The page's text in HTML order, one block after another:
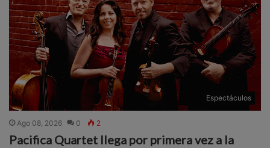
Espectáculos
Ago 08, 2026 0 2
Pacifica Quartet llega por primera vez a la